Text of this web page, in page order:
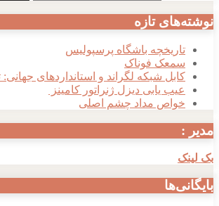
نوشته‌های تازه
تاریخچه باشگاه پرسپولیس
سمعک فوناک
کابل شبکه لگراند و استانداردهای
عیب یابی دیزل ژنراتور کامینز
خواص مداد چشم اصلی
مدیر :
بک لینک
بایگانی‌ها